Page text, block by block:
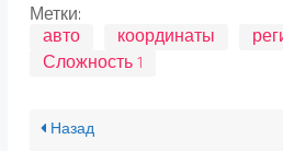
Метки:
авто
координаты
Сложность 1
Назад